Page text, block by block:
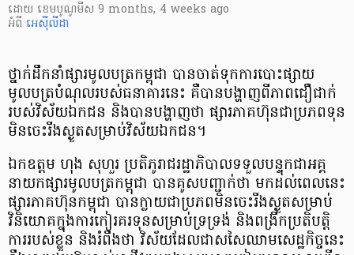
ដោយ ​ ខេមបូណូមីស 9 months, 4 weeks ago
អំពី អេស៊ីលីដា
ថ្នាក់ដឹកនាំផ្សារមូលបត្រកម្ពុជា បានចាត់ទុកការបោះផ្សាយ
មូលបត្របំណុលរបស់ធនាគារនេះ គឺបានបង្ហាញពីភាពជឿជាក់
របស់វិស័យឯកជន និងបានបង្ហាញថា ផ្សារភាគហ៊ុនជាប្រភពទុន
មិនចេះរីងស្ងួតសម្រាប់វិស័យឯកជន។
ឯកឧត្តម ហុង សុហួរ ប្រតិភូរាជរដ្ឋាភិបាលទទួលបន្ទុកជាអគ្គ
នាយកផ្សារមូលបត្រកម្ពុជា បានគូសបញ្ជាក់ថា មកដល់ពេលនេះ
ផ្សារភាគហ៊ុនកម្ពុជា បានក្លាយជាប្រភពមិនចេះរីងស្ងួតសម្រាប់
វិនិយោគក្នុងការកៀរគរទុនសម្រាប់ទ្រទ្រង់ និងពង្រីកប្រតិបត្តិ
ការរបស់ខ្លួន និងរំពឹងថា វិស័យដែលជាសសៃឈាមសេដ្ឋកិច្ចនេះ